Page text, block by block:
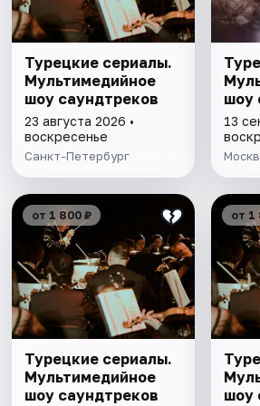
Турецкие сериалы.
Мультимедийное
шоу саундтреков
23 августа 2026 •
воскресенье
Санкт-Петербург
шоу
13
от 1 800 ₽
Турецкие сериалы.
Мультимедийное
шоу саундтреков
от 1
шоу